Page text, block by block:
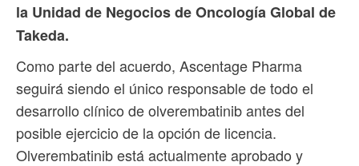
la Unidad de Negocios de Oncología Global de
Takeda.
Como parte del acuerdo, Ascentage Pharma
seguirá siendo el único responsable de todo el
desarrollo clínico de olverembatinib antes del
posible ejercicio de la opción de licencia.
Olverembatinib está actualmente aprobado y